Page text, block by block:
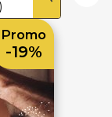
Promo
-19%